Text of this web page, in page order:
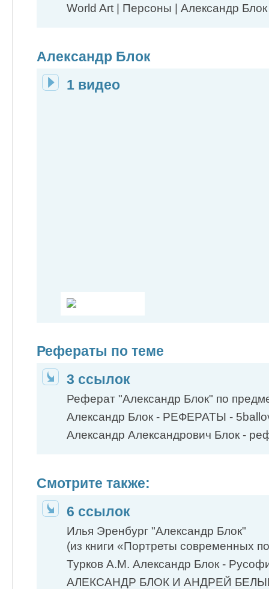
World Art | Персоны | Александр Блок
Александр Блок
1 видео
Рефераты по теме
3 ссылок
Реферат "Александр Блок" по
Александр Блок - РЕФЕРАТЫ -
Александр Александрович Блок -
Смотрите также:
6 ссылок
Илья Эренбург "Александр Блок"
(из книги «Портреты современных
Турков А.М. Александр Блок -
АЛЕКСАНДР БЛОК И АНДРЕЙ